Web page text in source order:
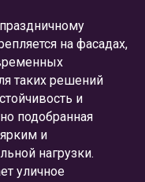
на фасадах,
таких решений
и
подобранная
и
нагрузки.
уличное